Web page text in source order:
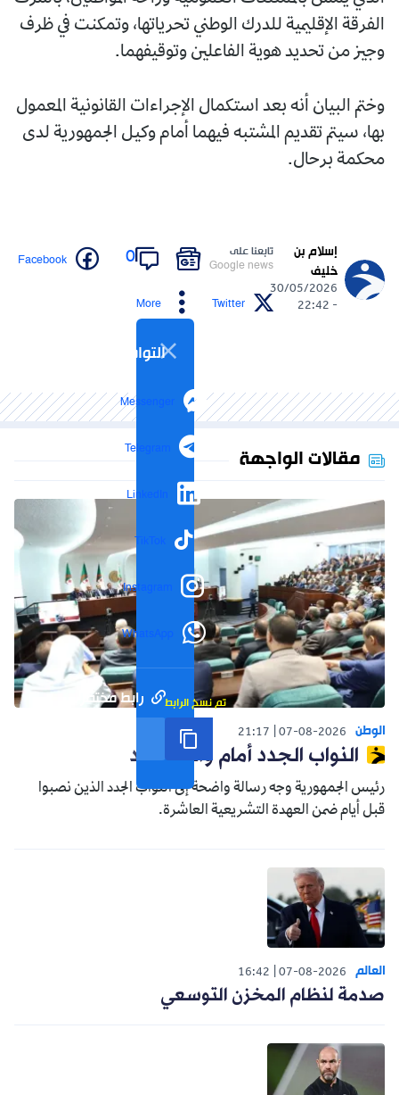
الفرقة الإقليمية للدرك الوطني تحرياتها، وتمكنت في ظرف
وجيز من تحديد هوية الفاعلين وتوقيفهما.
وختم البيان أنه بعد استكمال الإجراءات القانونية المعمول
بها، سيتم تقديم المشتبه فيهما أمام وكيل الجمهورية لدى
محكمة برحال.
إسلام بن
خليف
30/05/2026
- 22:42
تابعنا على
Google news
0
Facebook
Twitter
More
التواصل الاجتماعي
Messenger
Telegram
LinkedIn
TikTok
Instagram
WhatsApp
رابط مختصر تم نسخ الرابط
مقالات الواجهة
الوطن 07-08-2026
21:17
النواب الجدد أمام واقع جديد
رئيس الجمهورية وجه رسالة واضحة إلى النواب الجدد الذين نصبوا
قبل أيام ضمن العهدة التشريعية العاشرة.
العالم 07-08-2026
16:42
صدمة لنظام المخزن التوسعي